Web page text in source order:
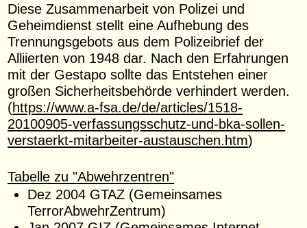
Diese Zusammenarbeit von Polizei und
Geheimdienst stellt eine Aufhebung des
Trennungsgebots aus dem Polizeibrief der
Alliierten von 1948 dar. Nach den Erfahrungen
mit der Gestapo sollte das Entstehen einer
großen Sicherheitsbehörde verhindert werden.
(https://www.a-fsa.de/de/articles/1518-
20100905-verfassungsschutz-und-bka-sollen-
verstaerkt-mitarbeiter-austauschen.htm)
Tabelle zu "Abwehrzentren"
Dez 2004 GTAZ (Gemeinsames
TerrorAbwehrZentrum)